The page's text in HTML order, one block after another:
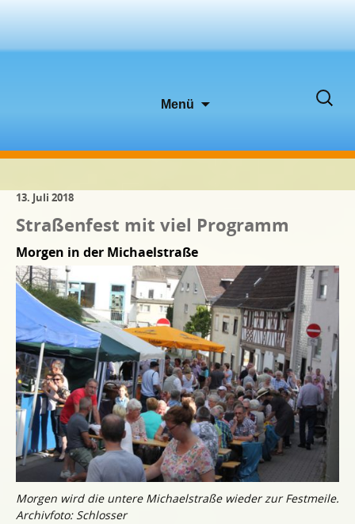
Menü
Suchen
13. Juli 2018
Straßenfest mit viel Programm
Morgen in der Michaelstraße
Morgen wird die untere Michaelstraße wieder zur Festmeile.
Archivfoto: Schlosser